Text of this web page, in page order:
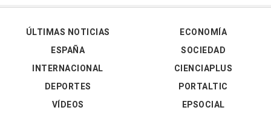
ÚLTIMAS NOTICIAS
ESPAÑA
INTERNACIONAL
DEPORTES
VÍDEOS
ECONOMÍA
SOCIEDAD
CIENCIAPLUS
PORTALTIC
EPSOCIAL